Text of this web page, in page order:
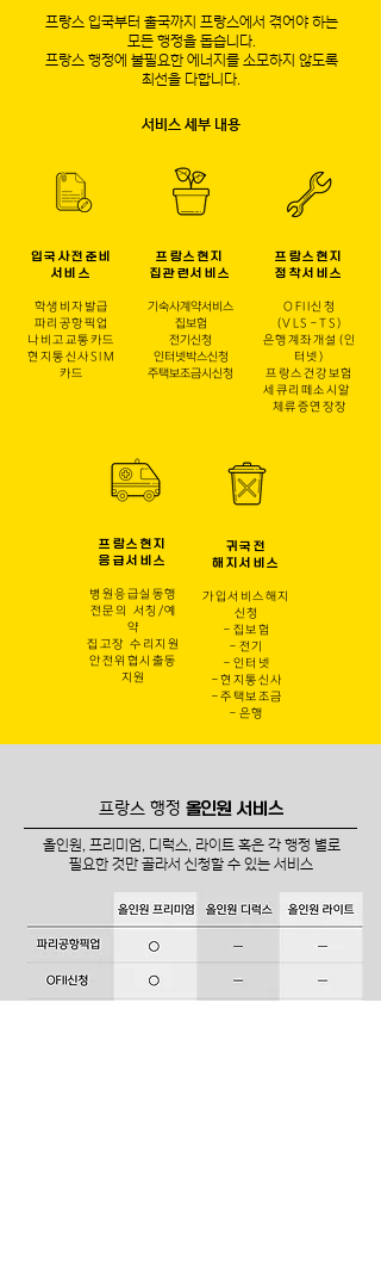
프랑스 입국부터 출국까지 프랑스에서 겪어야 하는
모든 행정을 돕습니다.
​프랑스 행정에 불필요한 에너지를 소모하지 않도록
최선을 다합니다.
​서비스 세부 내용
입국사전준비
서비스
학생비자발급
파리공항픽업
나비고교통카드
​현지통신사SIM
카드
프랑스현지
​집관련서비스
​기숙사계약서비스
집보험
전기신청
인터넷박스신청
​주택보조금시신청
프랑스현지
​정착서비스
OFII신청
​(VLS-TS)
​은행계좌개설(인
터넷)
프랑스건강보험
​세큐리떼소시알
​체류증연장장
프랑스현지
​응급서비스
병원응급실동행
전문의 서칭/예
약
집고장 수리지원
​안전위협시출동
지원
귀국전
​해지서비스
가입서비스해지
신청
-집보험
-전기
-인터넷
-현지통신사
-주택보조금
​-은행
프랑스 행정 올인원 서비스
올인원, 프리미엄, 디럭스, 라이트 혹은 각 행정 별로
필요한 것만 골라서 신청할 수 있는 서비스